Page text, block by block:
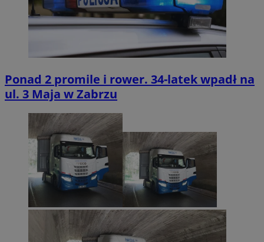
Ponad 2 promile i rower. 34-latek wpadł na
ul. 3 Maja w Zabrzu